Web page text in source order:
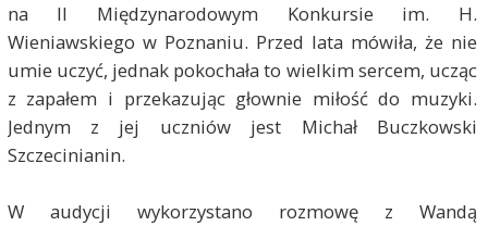
na II Międzynarodowym Konkursie im. H.
Wieniawskiego w Poznaniu. Przed lata mówiła, że nie
umie uczyć, jednak pokochała to wielkim sercem, ucząc
z zapałem i przekazując głownie miłość do muzyki.
Jednym z jej uczniów jest Michał Buczkowski
Szczecinianin.
W audycji wykorzystano rozmowę z Wandą